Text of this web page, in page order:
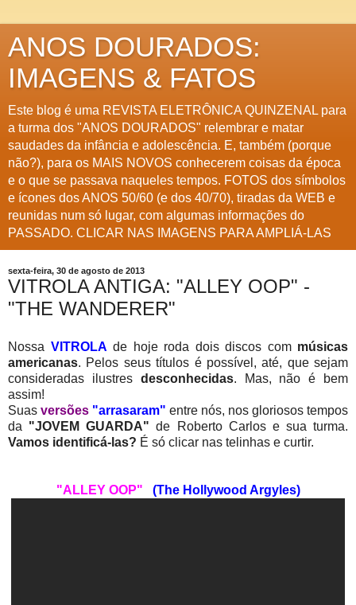
ANOS DOURADOS:
IMAGENS & FATOS
Este blog é uma REVISTA ELETRÔNICA QUINZENAL para
a turma dos "ANOS DOURADOS" relembrar e matar
saudades da infância e adolescência. E, também (porque
não?), para os MAIS NOVOS conhecerem coisas da época
e o que se passava naqueles tempos. FOTOS dos símbolos
e ícones dos ANOS 50/60 (e dos 40/70), tiradas da WEB e
reunidas num só lugar, com algumas informações do
PASSADO. CLICAR NAS IMAGENS PARA AMPLIÁ-LAS
sexta-feira, 30 de agosto de 2013
VITROLA ANTIGA: "ALLEY OOP" -
"THE WANDERER"
Nossa VITROLA de hoje roda dois discos com músicas
americanas. Pelos seus títulos é possível, até, que sejam
consideradas ilustres desconhecidas. Mas, não é bem
assim!
Suas versões "arrasaram" entre nós, nos gloriosos tempos
da "JOVEM GUARDA" de Roberto Carlos e sua turma.
Vamos identificá-las? É só clicar nas telinhas e curtir.
"ALLEY OOP" (The Hollywood Argyles)